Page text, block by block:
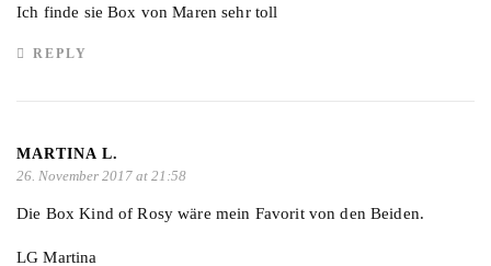
Ich finde sie Box von Maren sehr toll
REPLY
MARTINA L.
26. November 2017 at 21:58
Die Box Kind of Rosy wäre mein Favorit von den Beiden.
LG Martina